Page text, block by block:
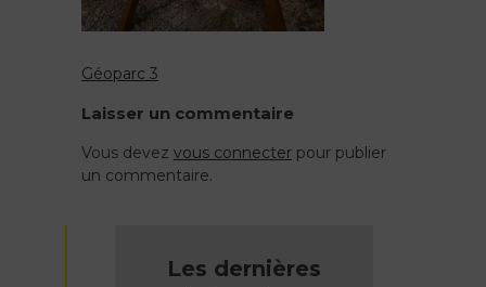
Navigation
de
l’article
Géoparc 3
Laisser un commentaire
Vous devez vous connecterpour publier
un commentaire.
Les dernières